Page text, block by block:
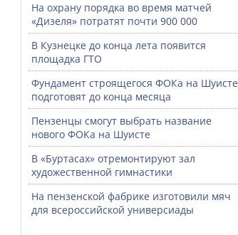
На охрану порядка во время матчей
«Дизеля» потратят почти 900 000
В Кузнецке до конца лета появится
площадка ГТО
Фундамент строящегося ФОКа на Шуисте
подготовят до конца месяца
Пензенцы смогут выбрать название
нового ФОКа на Шуисте
В «Буртасах» отремонтируют зал
художественной гимнастики
На пензенской фабрике изготовили мяч
для всероссийской универсиады